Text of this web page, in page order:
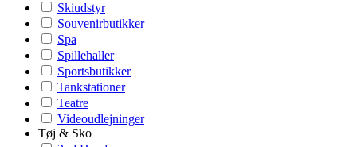
Skiudstyr
Souvenirbutikker
Spa
Spillehaller
Sportsbutikker
Tankstationer
Teatre
Videoudlejninger
Tøj & Sko